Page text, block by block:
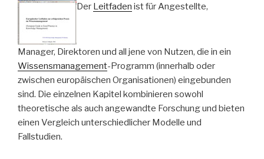
Der Leitfaden ist für Angestellte,
Manager, Direktoren und all jene von Nutzen, die in ein
Wissensmanagement-Programm (innerhalb oder
zwischen europäischen Organisationen) eingebunden
sind. Die einzelnen Kapitel kombinieren sowohl
theoretische als auch angewandte Forschung und bieten
einen Vergleich unterschiedlicher Modelle und
Fallstudien.